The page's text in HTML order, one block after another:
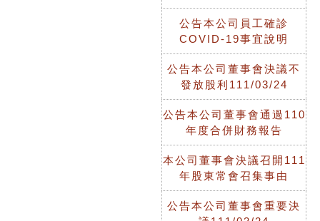
公告本公司員工確診
COVID-19事宜說明
公告本公司董事會決議不
發放股利111/03/24
公告本公司董事會通過110
年度合併財務報告
本公司董事會決議召開111
年股東常會召集事由
公告本公司董事會重要決